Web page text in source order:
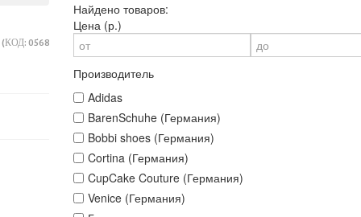
(КОД:0568.3
Найдено товаров:
Цена (р.)
Производитель
Adidas
BarenSchuhe (Германия)
Bobbi shoes (Германия)
Cortina (Германия)
CupCake Couture (Германия)
Venice (Германия)